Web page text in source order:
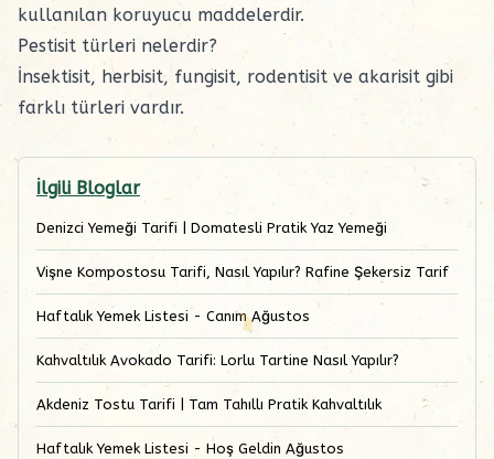
kullanılan koruyucu maddelerdir.
Pestisit türleri nelerdir?
İnsektisit, herbisit, fungisit, rodentisit ve akarisit gibi
farklı türleri vardır.
İlgili Bloglar
Denizci Yemeği Tarifi | Domatesli Pratik Yaz Yemeği
Vişne Kompostosu Tarifi, Nasıl Yapılır? Rafine Şekersiz Tarif
Haftalık Yemek Listesi - Canım Ağustos
Kahvaltılık Avokado Tarifi: Lorlu Tartine Nasıl Yapılır?
Akdeniz Tostu Tarifi | Tam Tahıllı Pratik Kahvaltılık
Haftalık Yemek Listesi - Hoş Geldin Ağustos